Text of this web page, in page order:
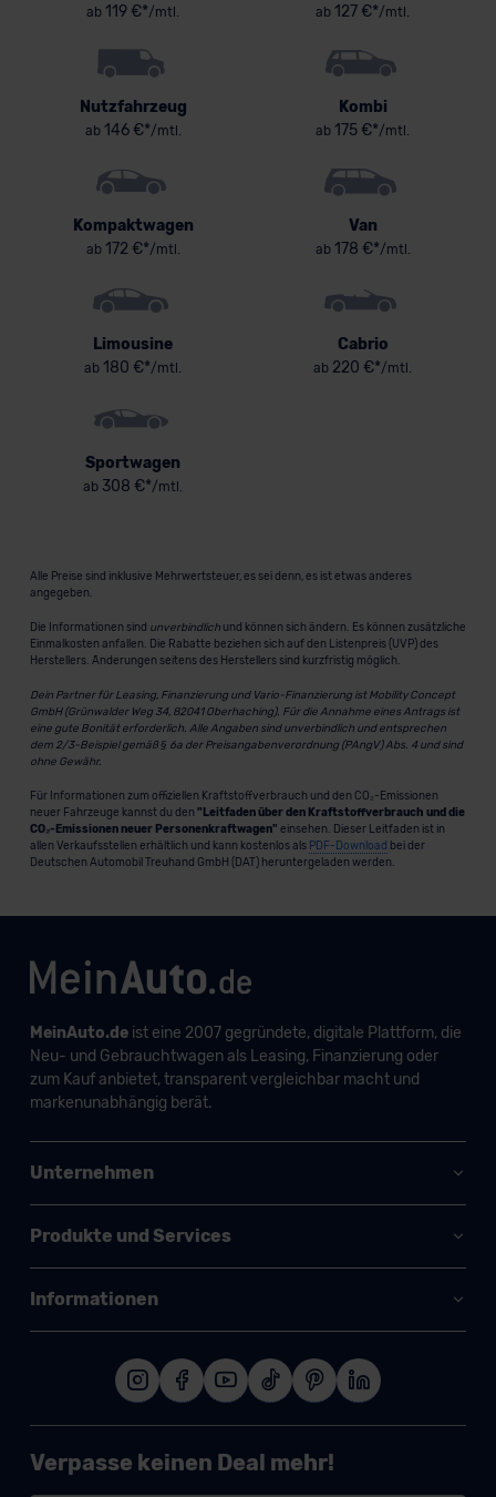
ab 119 €*/mtl. ab 127 €*/mtl.
Nutzfahrzeug
ab146 €*/mtl.
Kombi
ab 175 €*/mtl.
Kompaktwagen
ab172 €*/mtl.
Van
ab178 €*/mtl.
Limousine
ab 180 €*/mtl.
Cabrio
ab 220 €*/mtl.
Sportwagen
ab 308 €*/mtl.
Alle Preise sind inklusive Mehrwertsteuer, es sei denn, es ist etwas anderes
angegeben.
Die Informationen sind unverbindlichund können sich ändern. Es können zusätzliche
Einmalkosten anfallen. Die Rabatte beziehen sich auf den Listenpreis (UVP) des
Herstellers. Änderungen seitens des Herstellers sind kurzfristig möglich.
Dein Partner für Leasing, Finanzierung und Vario-Finanzierung ist Mobility Concept
GmbH (Grünwalder Weg 34, 82041 Oberhaching). Für die Annahme eines Antrags ist
eine gute Bonität erforderlich. Alle Angaben sind unverbindlich und entsprechen
dem 2/3-Beispiel gemäß § 6a der Preisangabenverordnung (PAngV) Abs. 4 und sind
ohne Gewähr.
Für Informationen zum offiziellen Kraftstoffverbrauch und den CO₂-Emissionen
neuer Fahrzeuge kannst du den "Leitfaden über den Kraftstoffverbrauch und die
CO₂-Emissionen neuer Personenkraftwagen" einsehen. Dieser Leitfaden ist in
allen Verkaufsstellen erhältlich und kann kostenlos als PDF-Download bei der
Deutschen Automobil Treuhand GmbH (DAT) heruntergeladen werden.
MeinAuto.deist eine 2007 gegründete, digitale Plattform, die
Neu- und Gebrauchtwagen als Leasing, Finanzierung oder
zum Kauf anbietet, transparent vergleichbar macht und
markenunabhängig berät.
Unternehmen
Produkte und Services
Informationen
Verpasse keinen Deal mehr!